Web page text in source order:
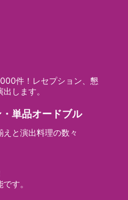
件！レセプション、懇
します。
単品オードブル
と演出料理の数々
す。